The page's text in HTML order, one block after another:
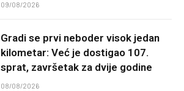
09/08/2026
Gradi se prvi neboder visok jedan
kilometar: Već je dostigao 107.
sprat, završetak za dvije godine
08/08/2026